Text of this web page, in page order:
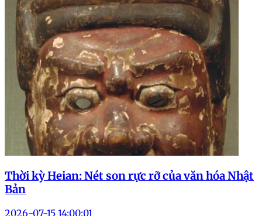
Thời kỳ Heian: Nét son rực rỡ của văn hóa Nhật
Bản
2026-07-15 14:00:01